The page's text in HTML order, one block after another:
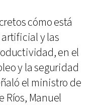
cómo está
y las
en el
y la seguridad
el ministro de
Ríos, Manuel